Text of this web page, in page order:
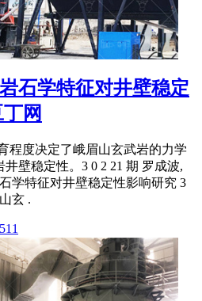
石学特征对井壁稳定
网
程度决定了峨眉山玄武岩的力学
壁稳定性。3 0 2 21 期 罗成波,
学特征对井壁稳定性影响研究 3
玄 .